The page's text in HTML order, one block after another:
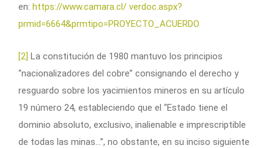
en: https://www.camara.cl/ verdoc.aspx?
prmid=6664&prmtipo=PROYECTO_ACUERDO
[2] La constitución de 1980 mantuvo los principios
“nacionalizadores del cobre” consignando el derecho y
resguardo sobre los yacimientos mineros en su artículo
19 número 24, estableciendo que el “Estado tiene el
dominio absoluto, exclusivo, inalienable e imprescriptible
de todas las minas…”, no obstante, en su inciso siguiente